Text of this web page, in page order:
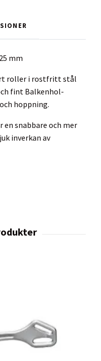
mm
roller i rostfritt stål
fint Balkenhol-
hoppning.
en snabbare och mer
inverkan av